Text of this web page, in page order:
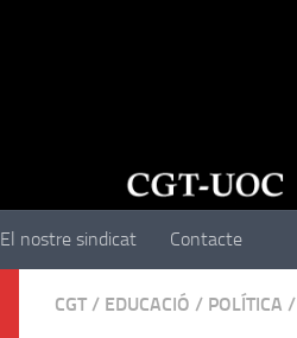
El nostre sindicat Contacte
CGT / EDUCACIÓ / POLÍTICA /